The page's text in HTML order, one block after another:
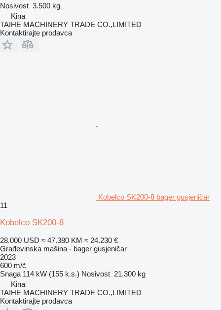
Nosivost 3.500 kg
Kina
TAIHE MACHINERY TRADE CO.,LIMITED
Kontaktirajte prodavca
Kobelco SK200-8 bager gusjeničar
11
Kobelco SK200-8
28.000 USD ≈ 47.380 KM ≈ 24.230 €
Građevinska mašina - bager gusjeničar
2023
600 m/č
Snaga 114 kW (155 k.s.) Nosivost 21.300 kg
Kina
TAIHE MACHINERY TRADE CO.,LIMITED
Kontaktirajte prodavca